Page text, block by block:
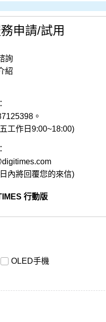
申請/試用
詢
紹
。
工作日9:00~18:00)
內將回覆您的來信)
行動版
OLED手機